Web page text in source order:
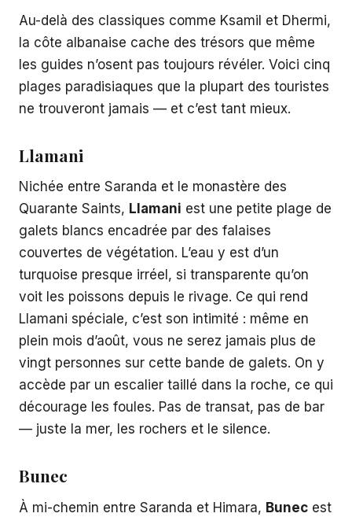
Au-delà des classiques comme Ksamil et Dhermi,
la côte albanaise cache des trésors que même
les guides n’osent pas toujours révéler. Voici cinq
plages paradisiaques que la plupart des touristes
ne trouveront jamais — et c’est tant mieux.
Llamani
Nichée entre Saranda et le monastère des
Quarante Saints, Llamani est une petite plage de
galets blancs encadrée par des falaises
couvertes de végétation. L’eau y est d’un
turquoise presque irréel, si transparente qu’on
voit les poissons depuis le rivage. Ce qui rend
Llamani spéciale, c’est son intimité : même en
plein mois d’août, vous ne serez jamais plus de
vingt personnes sur cette bande de galets. On y
accède par un escalier taillé dans la roche, ce qui
décourage les foules. Pas de transat, pas de bar
— juste la mer, les rochers et le silence.
Bunec
À mi-chemin entre Saranda et Himara, Bunec est